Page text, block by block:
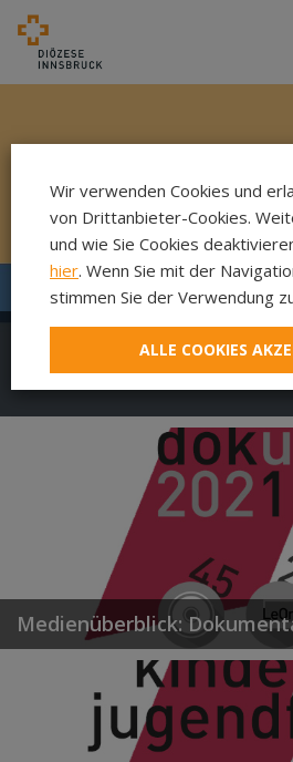
DokuFilm
Medienüberblick:
Wir verwenden Cookies und
von Drittanbieter-Cookies.
und wie Sie Cookies
hier. Wenn Sie mit der
stimmen Sie der Verwendung
ALLE COOKIES